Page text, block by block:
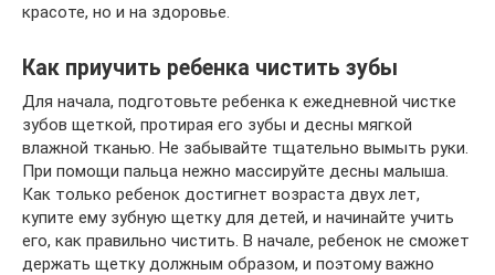
красоте, но и на здоровье.
Как приучить ребенка чистить зубы
Для начала, подготовьте ребенка к ежедневной чистке
зубов щеткой, протирая его зубы и десны мягкой
влажной тканью. Не забывайте тщательно вымыть руки.
При помощи пальца нежно массируйте десны малыша.
Как только ребенок достигнет возраста двух лет,
купите ему зубную щетку для детей, и начинайте учить
его, как правильно чистить. В начале, ребенок не сможет
держать щетку должным образом, и поэтому важно